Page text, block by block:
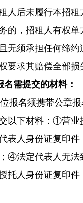
人后未履行本招租
的，招租人有权
无须承担任何缔约
要求其赔偿全部损
名需提交的材料：
报名须携带公章
以下材料：①营业
表人身份证复印
④法定代表人无法
托人身份证复印件